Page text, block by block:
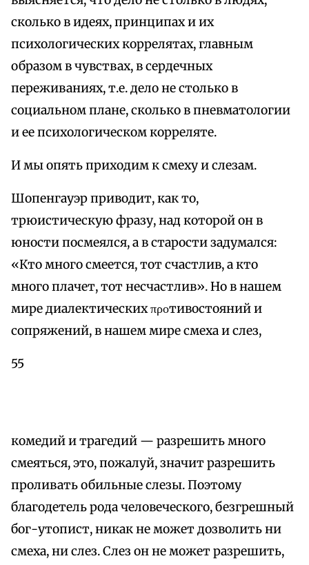
сколько в идеях, принципах и их
психологических коррелятах, главным
образом в чувствах, в сердечных
переживаниях, т.е. дело не столько в
социальном плане, сколько в пневматологии
и ее психологическом корреляте.
И мы опять приходим к смеху и слезам.
Шопенгауэр приводит, как то,
трюистическую фразу, над которой он в
юности посмеялся, а в старости задумался:
«Кто много смеется, тот счастлив, а кто
много плачет, тот несчастлив». Но в нашем
мире диалектических προтивостояний и
сопряжений, в нашем мире смеха и слез,
55
комедий и трагедий — разрешить много
смеяться, это, пожалуй, значит разрешить
проливать обильные слезы. Поэтому
благодетель рода человеческого, безгрешный
бог-утопист, никак не может дозволить ни
смеха, ни слез. Слез он не может разрешить,